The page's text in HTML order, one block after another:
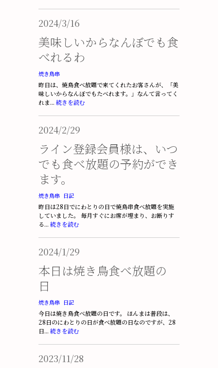
2024/3/16
美味しいからなんぼでも食
べれるわ
焼き鳥串
昨日は、焼鳥食べ放題で来てくれたお客さんが、「美
味しいからなんぼでもたべれます。」なんて言ってく
れま... 続きを読む
2024/2/29
ライン登録会員様は、いつ
でも食べ放題の予約ができ
ます。
焼き鳥串 日記
昨日は28日でにわとりの日で焼鳥串食べ放題を実施
していました。 毎月すぐにお席が埋まり、お断りす
る... 続きを読む
2024/1/29
本日は焼き鳥食べ放題の
日
焼き鳥串 日記
今日は焼き鳥食べ放題の日です。 ほんまは普段は、
28日のにわとりの日が食べ放題の日なのですが、28
日... 続きを読む
2023/11/28